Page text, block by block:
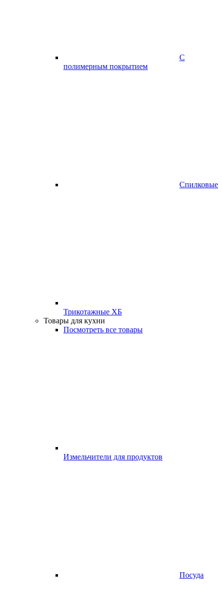
С
полимерным покрытием
Спилковые
Трикотажные ХБ
Товары для кухни
Посмотреть все товары
Измельчители для продуктов
Посуда